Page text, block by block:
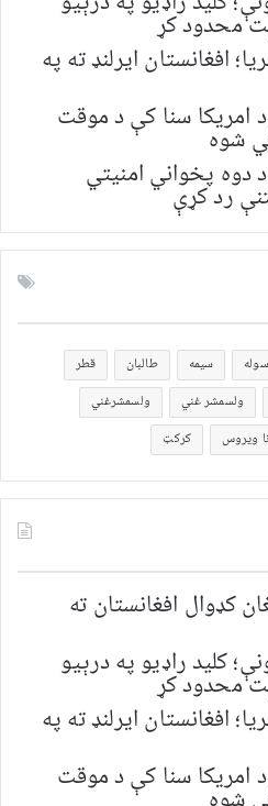
محدود کړ
افغانستان ایرلنډ ته په
امریکا سنا کې د موقت
شوه
پخواني امنیتي
رد کړې
سوله سیمه طالبان
قطر
ولسمشر غني
ولسمشرغني
ویروس کرکټ
لارو ۲۲۲۱ افغان کډوال افغانستان ته
کلید راډیو په درېیو
محدود کړ
افغانستان ایرلنډ ته په
امریکا سنا کې د موقت